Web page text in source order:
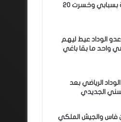
أيت منا: “الوداد اليوم عايشة بسبابي وخسرت 20
الوداد عيط ليهم
واحد ما بقا باغي
الرياضي بعد
الجديدي
فاس والجيش الملكي